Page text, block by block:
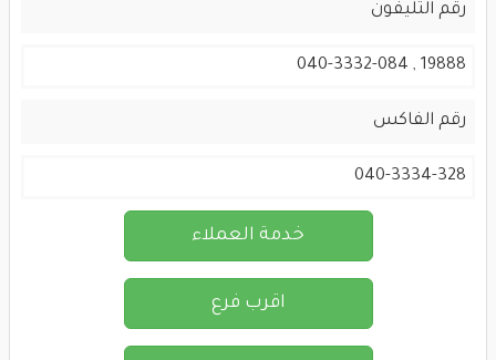
رقم التليفون
19888 , 040-3332-084
رقم الفاكس
040-3334-328
خدمة العملاء
اقرب فرع